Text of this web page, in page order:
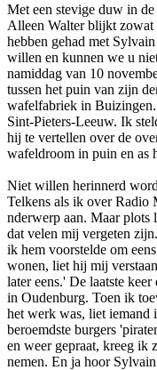
Met een stevige duw in
Alleen Walter blijkt zowat
hebben gehad met
willen en kunnen we u
namiddag van 10
tussen het puin van zijn
wafelfabriek in
Sint-Pieters-Leeuw. Ik
hij te vertellen over de
wafeldroom in puin en as
Niet willen herinnerd
Telkens als ik over Radio
nderwerp aan. Maar
dat velen mij vergeten
ik hem voorstelde om
wonen, liet hij mij
later eens.' De laatste
in Oudenburg. Toen ik
het werk was, liet iemand
beroemdste burgers
en weer gepraat, kreeg ik
nemen. En ja hoor